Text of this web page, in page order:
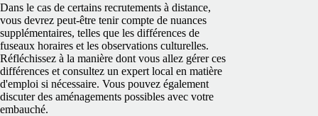
Dans le cas de certains recrutements à distance,
vous devrez peut-être tenir compte de nuances
supplémentaires, telles que les différences de
fuseaux horaires et les observations culturelles.
Réfléchissez à la manière dont vous allez gérer ces
différences et consultez un expert local en matière
d'emploi si nécessaire. Vous pouvez également
discuter des aménagements possibles avec votre
embauché.